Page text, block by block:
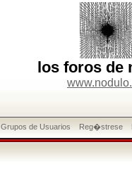
los foros de
Grupos de Usuarios Reg�strese